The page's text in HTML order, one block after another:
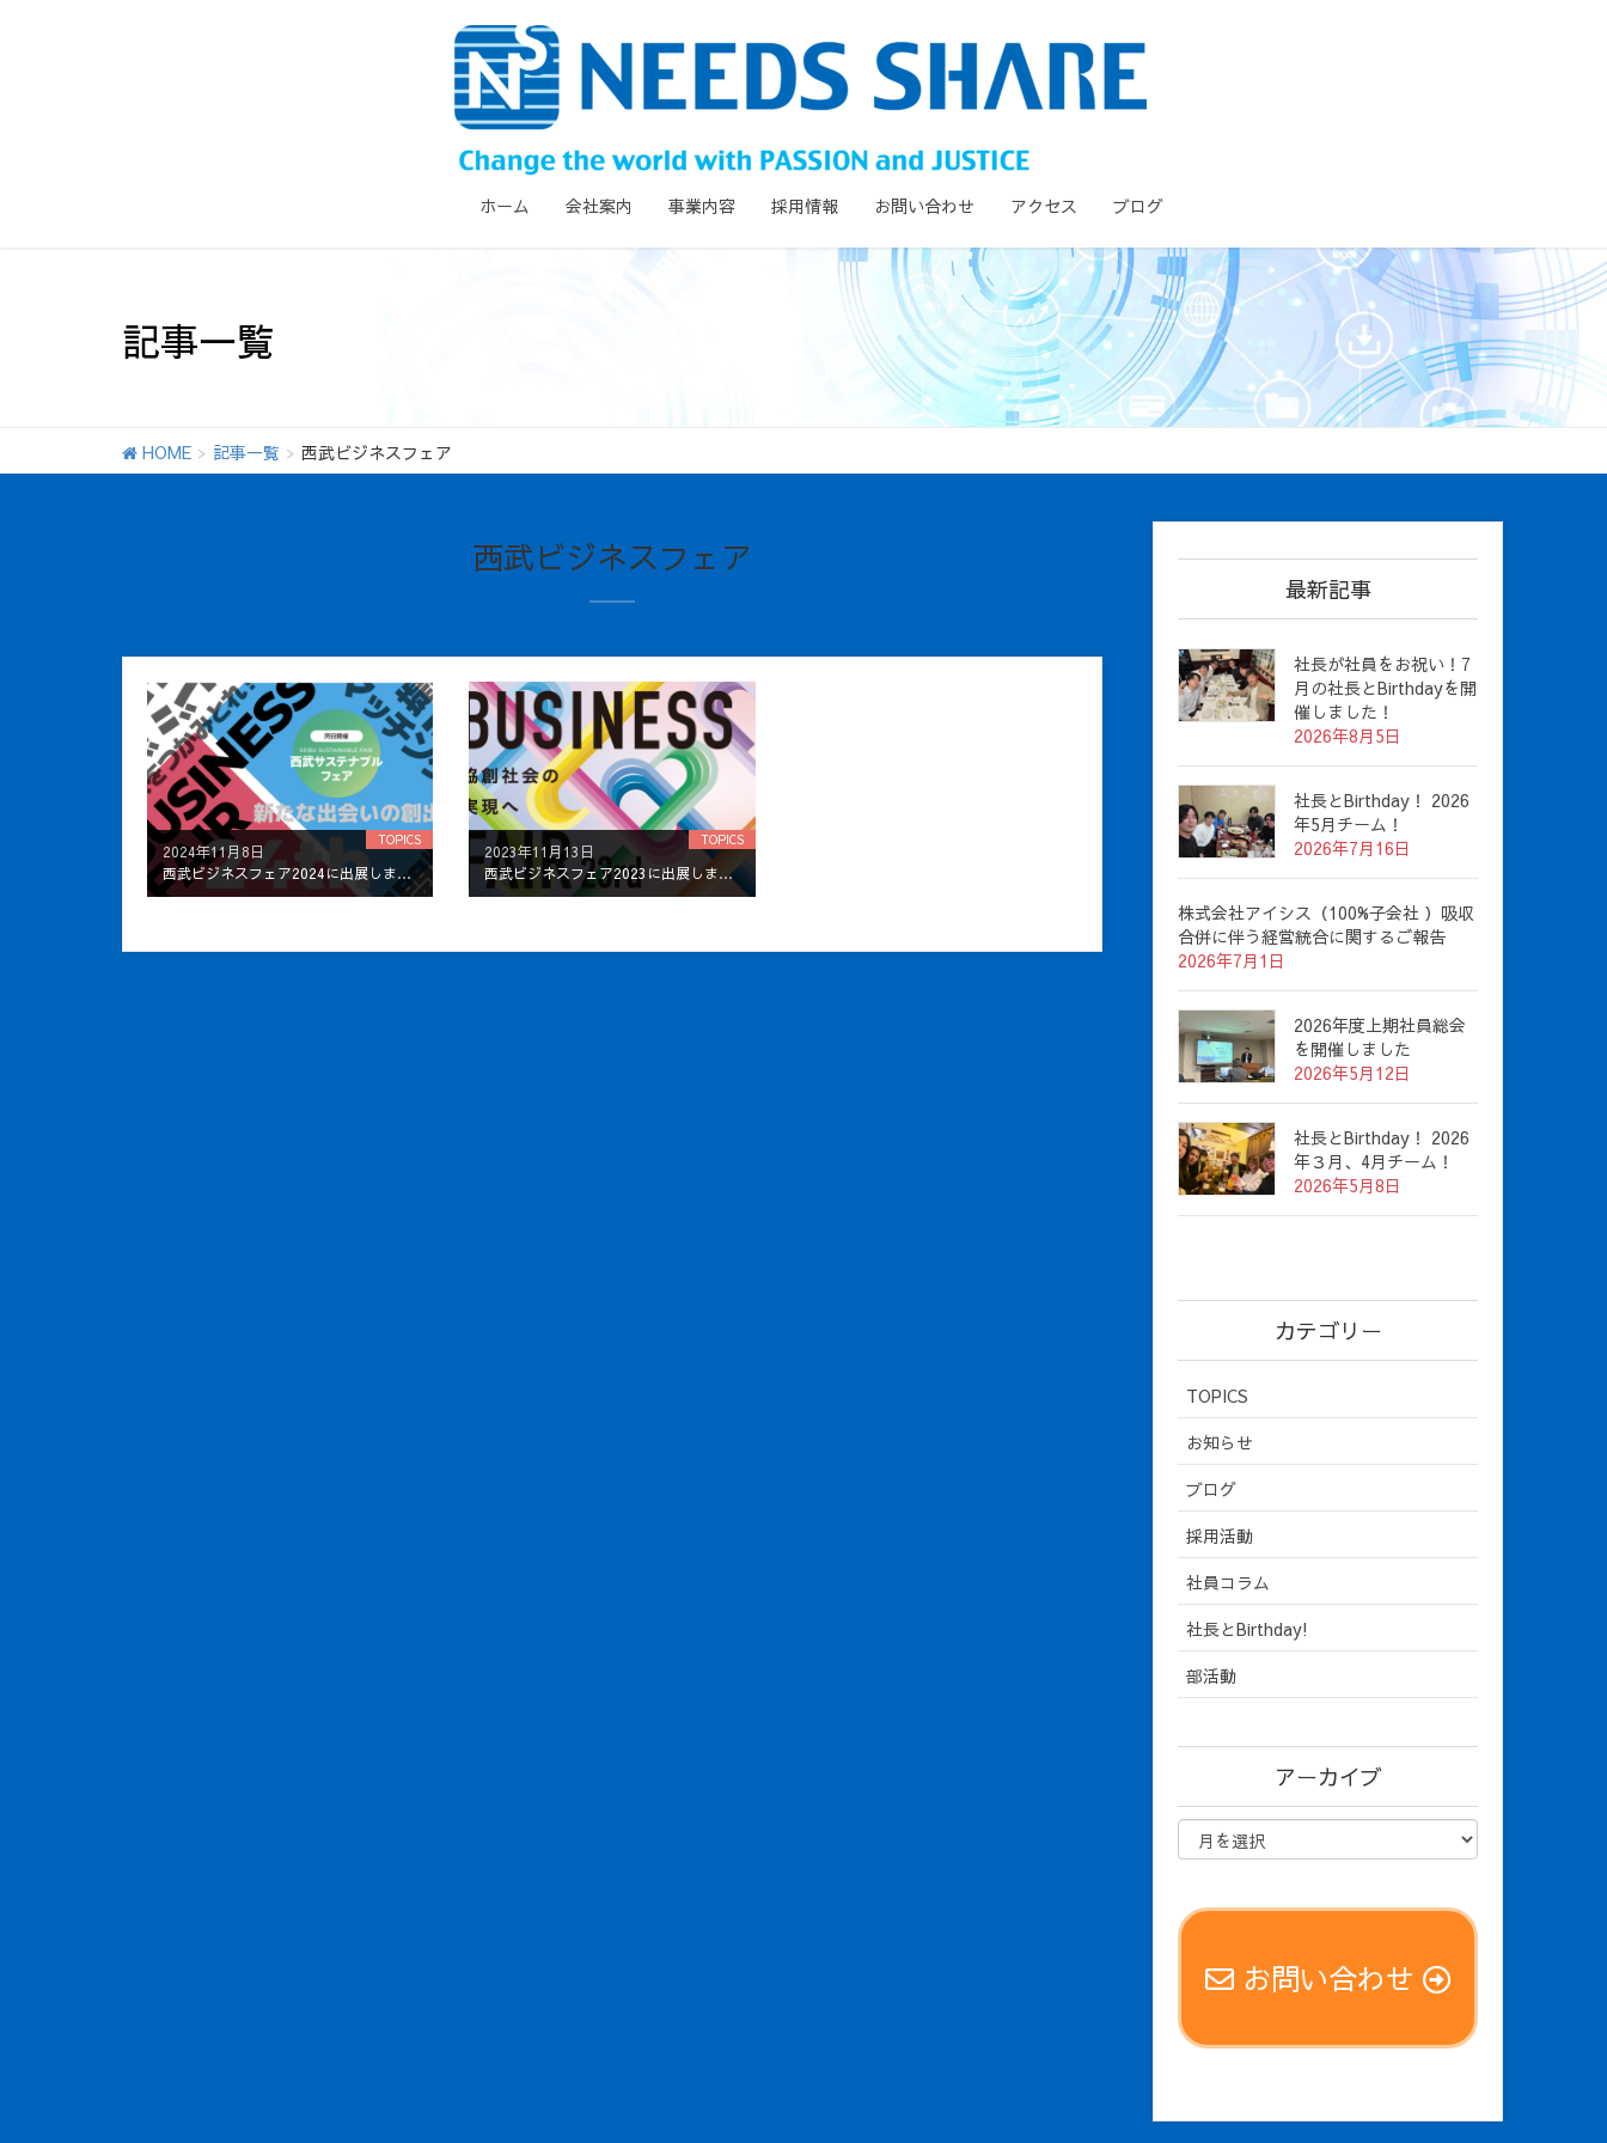
ホーム 会社案内 事業内容 採用情報 お問い合わせ アクセス ブログ
記事一覧
HOME 記事一覧 西武ビジネスフェア
西武ビジネスフェア
2024年11月8日
TOPICS
西武ビジネスフェア2024に出展します！
2023年11月13日
TOPICS
西武ビジネスフェア2023に出展します！
最新記事
社長が社員をお祝い！7
月の社長とBirthdayを開
催しました！
2026年8月5日
社長とBirthday！ 2026
年5月チーム！
2026年7月16日
株式会社アイシス（100%子会社 ）吸収
合併に伴う経営統合に関するご報告
2026年7月1日
2026年度上期社員総会
を開催しました
2026年5月12日
社長とBirthday！ 2026
年３月、4月チーム！
2026年5月8日
カテゴリー
TOPICS
お知らせ
ブログ
採用活動
社員コラム
社長とBirthday!
部活動
アーカイブ
お問い合わせ